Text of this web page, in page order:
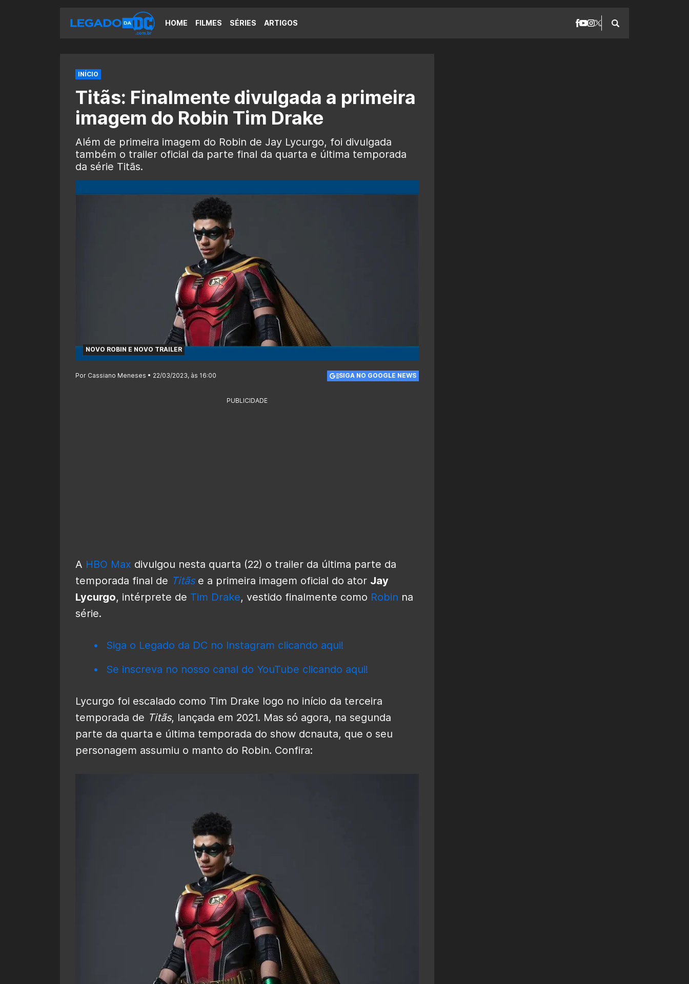
HOME FILMES SÉRIES ARTIGOS
INÍCIO
Titãs: Finalmente divulgada a primeira
imagem do Robin Tim Drake
Além de primeira imagem do Robin de Jay Lycurgo, foi divulgada
também o trailer oficial da parte final da quarta e última temporada
da série Titãs.
NOVO ROBIN E NOVO TRAILER
Por Cassiano Meneses • 22/03/2023, às 16:00 SIGA NO GOOGLE NEWS
PUBLICIDADE
A HBO Max divulgou nesta quarta (22) o trailer da última parte da
temporada final de Titãse a primeira imagem oficial do ator Jay
Lycurgo, intérprete de Tim Drake, vestido finalmente como Robin na
série.
Siga o Legado da DC no Instagram clicando aqui!
Se inscreva no nosso canal do YouTube clicando aqui!
Lycurgo foi escalado como Tim Drake logo no início da terceira
temporada de Titãs, lançada em 2021. Mas só agora, na segunda
parte da quarta e última temporada do show dcnauta, que o seu
personagem assumiu o manto do Robin. Confira: